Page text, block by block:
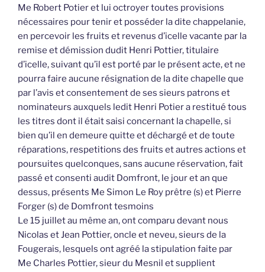
Me Robert Potier et lui octroyer toutes provisions
nécessaires pour tenir et posséder la dite chappelanie,
en percevoir les fruits et revenus d’icelle vacante par la
remise et démission dudit Henri Pottier, titulaire
d’icelle, suivant qu’il est porté par le présent acte, et ne
pourra faire aucune résignation de la dite chapelle que
par l’avis et consentement de ses sieurs patrons et
nominateurs auxquels ledit Henri Potier a restitué tous
les titres dont il était saisi concernant la chapelle, si
bien qu’il en demeure quitte et déchargé et de toute
réparations, respetitions des fruits et autres actions et
poursuites quelconques, sans aucune réservation, fait
passé et consenti audit Domfront, le jour et an que
dessus, présents Me Simon Le Roy prêtre (s) et Pierre
Forger (s) de Domfront tesmoins
Le 15 juillet au même an, ont comparu devant nous
Nicolas et Jean Pottier, oncle et neveu, sieurs de la
Fougerais, lesquels ont agréé la stipulation faite par
Me Charles Pottier, sieur du Mesnil et supplient